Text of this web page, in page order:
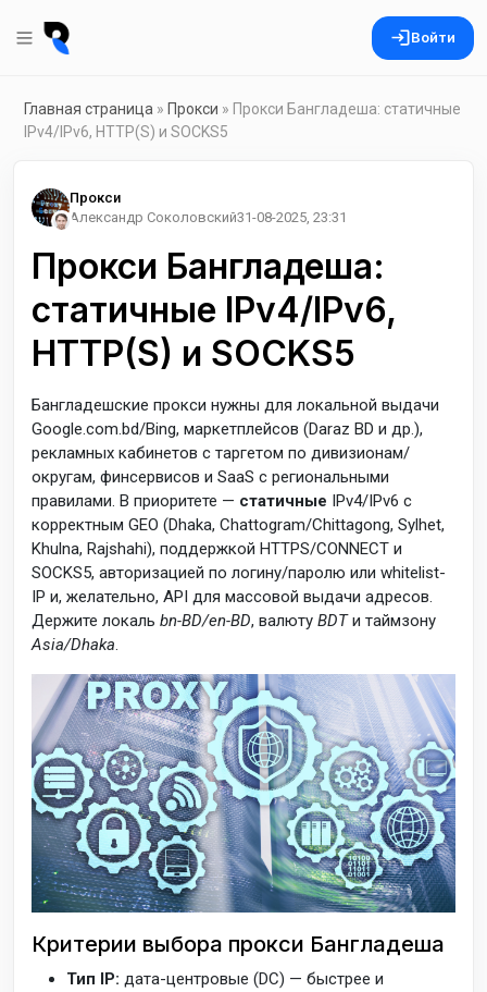
Войти
Главная страница » Прокси » Прокси Бангладеша: статичные
IPv4/IPv6, HTTP(S) и SOCKS5
Прокси
Александр Соколовский31-08-2025, 23:31
Прокси Бангладеша:
статичные IPv4/IPv6,
HTTP(S) и SOCKS5
Бангладешские прокси нужны для локальной выдачи
Google.com.bd/Bing, маркетплейсов (Daraz BD и др.),
рекламных кабинетов с таргетом по дивизионам/
округам, финсервисов и SaaS с региональными
правилами. В приоритете — статичные IPv4/IPv6 с
корректным GEO (Dhaka, Chattogram/Chittagong, Sylhet,
Khulna, Rajshahi), поддержкой HTTPS/CONNECT и
SOCKS5, авторизацией по логину/паролю или whitelist-
IP и, желательно, API для массовой выдачи адресов.
Держите локаль bn-BD/en-BD, валюту BDTи таймзону
Asia/Dhaka.
Критерии выбора прокси Бангладеша
Тип IP: дата-центровые (DC) — быстрее и